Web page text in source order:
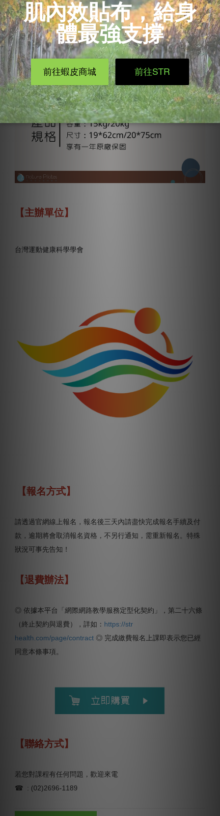
【主辦單位】
台灣運動健康科學學會
【報名方式】
請透過官網線上報名，報名後三天內請盡快完成報名手續及付
款，逾期將會取消報名資格，不另行通知，需重新報名。特殊
狀況可事先告知！
【退費辦法】
◎ 依據本平台「網際網路教學服務定型化契約」，第二十六條
（終止契約與退費），詳如： https://str
health.com/page/contract ◎ 完成繳費報名上課即表示您已經
同意本條事項。
【聯絡方式】
若您對課程有任何問題，歡迎來電
☎ : (02)2696-1189